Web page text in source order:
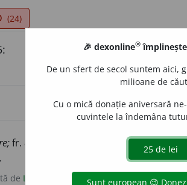
(24)
fr.appeler ). Recurg la un tribunal
de LauraGellner acțiuni
🎉 dexonline®
De un sfert de secol suntem aici,
milioane de
Cu o mică donație aniversară
cuvintele la îndemâna